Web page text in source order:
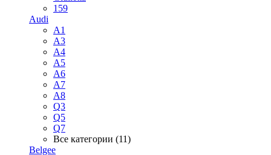
159
Audi
A1
A3
A4
A5
A6
A7
A8
Q3
Q5
Q7
Все категории (11)
Belgee